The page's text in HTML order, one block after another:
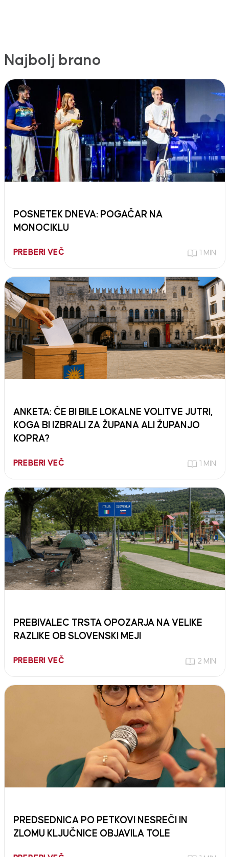
Najbolj brano
POSNETEK DNEVA: POGAČAR NA
MONOCIKLU
PREBERI VEČ 1 MIN
ANKETA: ČE BI BILE LOKALNE VOLITVE JUTRI,
KOGA BI IZBRALI ZA ŽUPANA ALI ŽUPANJO
KOPRA?
PREBERI VEČ 1 MIN
PREBIVALEC TRSTA OPOZARJA NA VELIKE
RAZLIKE OB SLOVENSKI MEJI
PREBERI VEČ 2 MIN
PREDSEDNICA PO PETKOVI NESREČI IN
ZLOMU KLJUČNICE OBJAVILA TOLE